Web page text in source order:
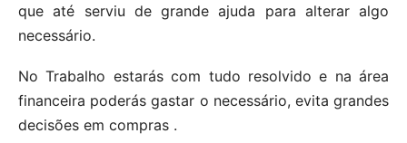
que até serviu de grande ajuda para alterar algo
necessário.
No Trabalho estarás com tudo resolvido e na área
financeira poderás gastar o necessário, evita grandes
decisões em compras .